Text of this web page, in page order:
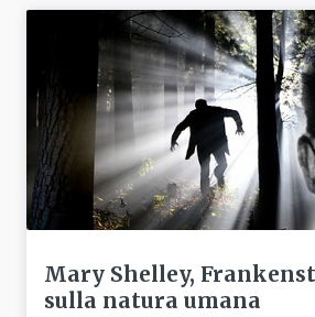
Mary Shelley,
sulla natura umana